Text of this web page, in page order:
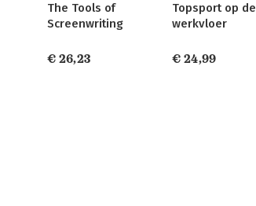
The Tools of
Screenwriting
€ 26,23
Topsport op de
werkvloer
€ 24,99